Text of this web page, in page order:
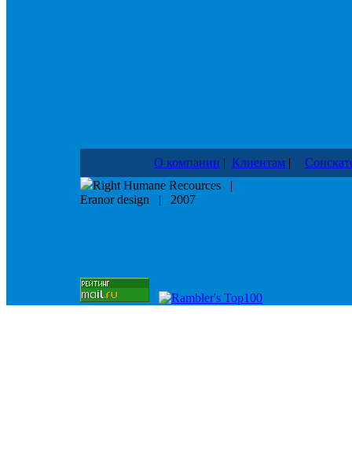
О компании | Клиентам |
Right Humane Recources |
Eranor design | 2007